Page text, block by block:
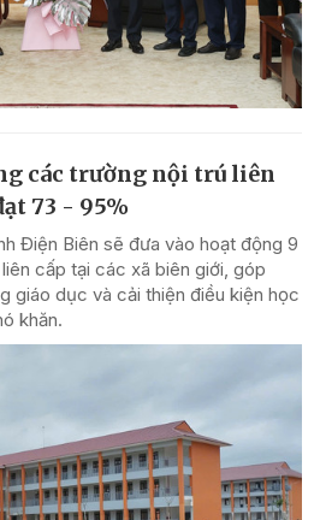
các trường nội trú liên
73 - 95%
Điện Biên sẽ đưa vào hoạt động 9
cấp tại các xã biên giới, góp
giáo dục và cải thiện điều kiện học
khăn.